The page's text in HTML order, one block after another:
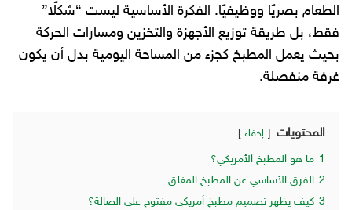
الطعام بصريًا ووظيفيًا. الفكرة الأساسية ليست “شكلًا”
فقط، بل طريقة توزيع الأجهزة والتخزين ومسارات الحركة
بحيث يعمل المطبخ كجزء من المساحة اليومية بدل أن يكون
غرفة منفصلة.
المحتويات إخفاء
1 ما هو المطبخ الأمريكي؟
2 الفرق الأساسي عن المطبخ المغلق
3 كيف يظهر تصميم مطبخ أمريكي مفتوح على الصالة؟